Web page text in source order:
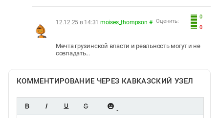
0
0
Оценить:
12.12.25 в 14:31 moises_thompson #
Мечта грузинской власти и реальность могут и не
совпадать...
КОММЕНТИРОВАНИЕ ЧЕРЕЗ КАВКАЗСКИЙ УЗЕЛ